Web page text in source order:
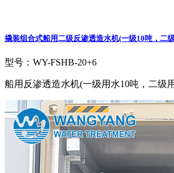
撬装组合式船用二级反渗透造水机(一级10吨，二
型号：WY-FSHB-20+6
船用反渗透造水机(一级用水10吨，二级